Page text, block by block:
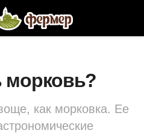
морковь?
как морковка. Ее